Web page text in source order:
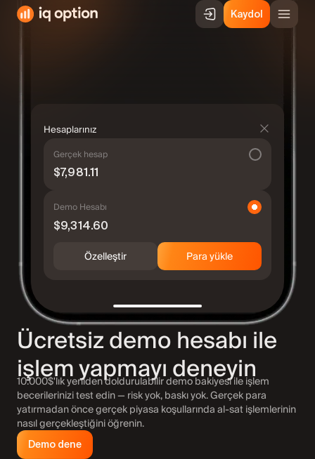
Kaydol
Hesaplarınız
Gerçek hesap
$7,981.11
Demo Hesabı
$9,314.60
Özelleştir Para yükle
Ücretsiz demo hesabı ile
işlem yapmayı deneyin
10.000$'lık yeniden doldurulabilir demo bakiyesi ile işlem
becerilerinizi test edin — risk yok, baskı yok. Gerçek para
yatırmadan önce gerçek piyasa koşullarında al-sat işlemlerinin
nasıl gerçekleştiğini öğrenin.
Demo dene